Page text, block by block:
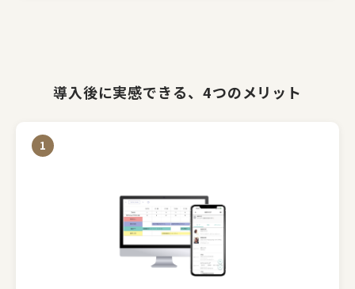
導入後に実感できる、4つのメリット